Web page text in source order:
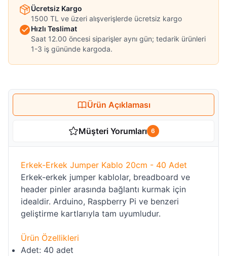
Ücretsiz Kargo
1500 TL ve üzeri alışverişlerde ücretsiz kargo
Hızlı Teslimat
Saat 12.00 öncesi siparişler aynı gün; tedarik ürünleri
1-3 iş gününde kargoda.
Ürün Açıklaması
Müşteri Yorumları 6
Erkek-Erkek Jumper Kablo 20cm - 40 Adet
Erkek-erkek jumper kablolar, breadboard ve
header pinler arasında bağlantı kurmak için
idealdir. Arduino, Raspberry Pi ve benzeri
geliştirme kartlarıyla tam uyumludur.
Ürün Özellikleri
Adet: 40 adet